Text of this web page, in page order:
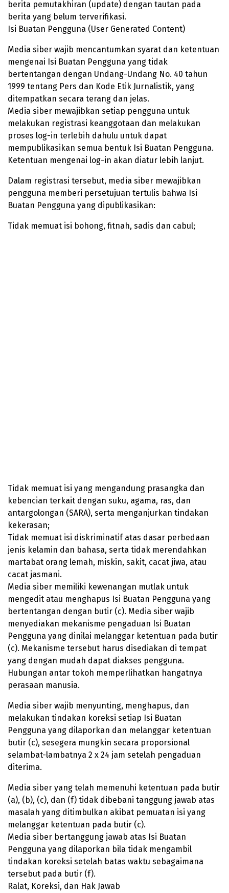
berita pemutakhiran (update) dengan tautan pada
berita yang belum terverifikasi.
Isi Buatan Pengguna (User Generated Content)
Media siber wajib mencantumkan syarat dan ketentuan
mengenai Isi Buatan Pengguna yang tidak
bertentangan dengan Undang-Undang No. 40 tahun
1999 tentang Pers dan Kode Etik Jurnalistik, yang
ditempatkan secara terang dan jelas.
Media siber mewajibkan setiap pengguna untuk
melakukan registrasi keanggotaan dan melakukan
proses log-in terlebih dahulu untuk dapat
mempublikasikan semua bentuk Isi Buatan Pengguna.
Ketentuan mengenai log-in akan diatur lebih lanjut.
Dalam registrasi tersebut, media siber mewajibkan
pengguna memberi persetujuan tertulis bahwa Isi
Buatan Pengguna yang dipublikasikan:
Tidak memuat isi bohong, fitnah, sadis dan cabul;
Tidak memuat isi yang mengandung prasangka dan
kebencian terkait dengan suku, agama, ras, dan
antargolongan (SARA), serta menganjurkan tindakan
kekerasan;
Tidak memuat isi diskriminatif atas dasar perbedaan
jenis kelamin dan bahasa, serta tidak merendahkan
martabat orang lemah, miskin, sakit, cacat jiwa, atau
cacat jasmani.
Media siber memiliki kewenangan mutlak untuk
mengedit atau menghapus Isi Buatan Pengguna yang
bertentangan dengan butir (c). Media siber wajib
menyediakan mekanisme pengaduan Isi Buatan
Pengguna yang dinilai melanggar ketentuan pada butir
(c). Mekanisme tersebut harus disediakan di tempat
yang dengan mudah dapat diakses pengguna.
Hubungan antar tokoh memperlihatkan hangatnya
perasaan manusia.
Media siber wajib menyunting, menghapus, dan
melakukan tindakan koreksi setiap Isi Buatan
Pengguna yang dilaporkan dan melanggar ketentuan
butir (c), sesegera mungkin secara proporsional
selambat-lambatnya 2 x 24 jam setelah pengaduan
diterima.
Media siber yang telah memenuhi ketentuan pada butir
(a), (b), (c), dan (f) tidak dibebani tanggung jawab atas
masalah yang ditimbulkan akibat pemuatan isi yang
melanggar ketentuan pada butir (c).
Media siber bertanggung jawab atas Isi Buatan
Pengguna yang dilaporkan bila tidak mengambil
tindakan koreksi setelah batas waktu sebagaimana
tersebut pada butir (f).
Ralat, Koreksi, dan Hak Jawab